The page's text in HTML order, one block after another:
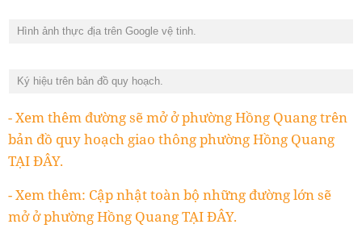
Hình ảnh thực địa trên Google vệ tinh.
Ký hiệu trên bản đồ quy hoạch.
- Xem thêm đường sẽ mở ở phường Hồng Quang trên
bản đồ quy hoạch giao thông phường Hồng Quang
TẠI ĐÂY.
- Xem thêm: Cập nhật toàn bộ những đường lớn sẽ
mở ở phường Hồng Quang TẠI ĐÂY.